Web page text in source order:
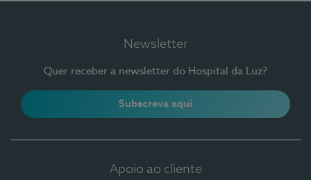
Newsletter
Quer receber a newsletter do Hospital da Luz?
Subscreva aqui
Apoio ao cliente